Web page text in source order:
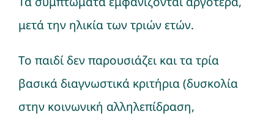
μετά την ηλικία των τριών ετών.
Το παιδί δεν παρουσιάζει και τα τρία
βασικά διαγνωστικά κριτήρια (δυσκολία
στην κοινωνική αλληλεπίδραση,